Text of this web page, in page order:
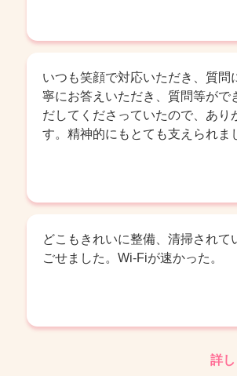
いつも笑顔で対応いただき、質問
寧にお答えいただき、質問等がで
だしてくださっていたので、あり
す。精神的にもとても支えられま
どこもきれいに整備、清掃されて
ごせました。Wi-Fiが速かった。
詳